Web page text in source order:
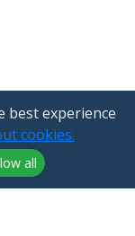
best experience
cookies.
all